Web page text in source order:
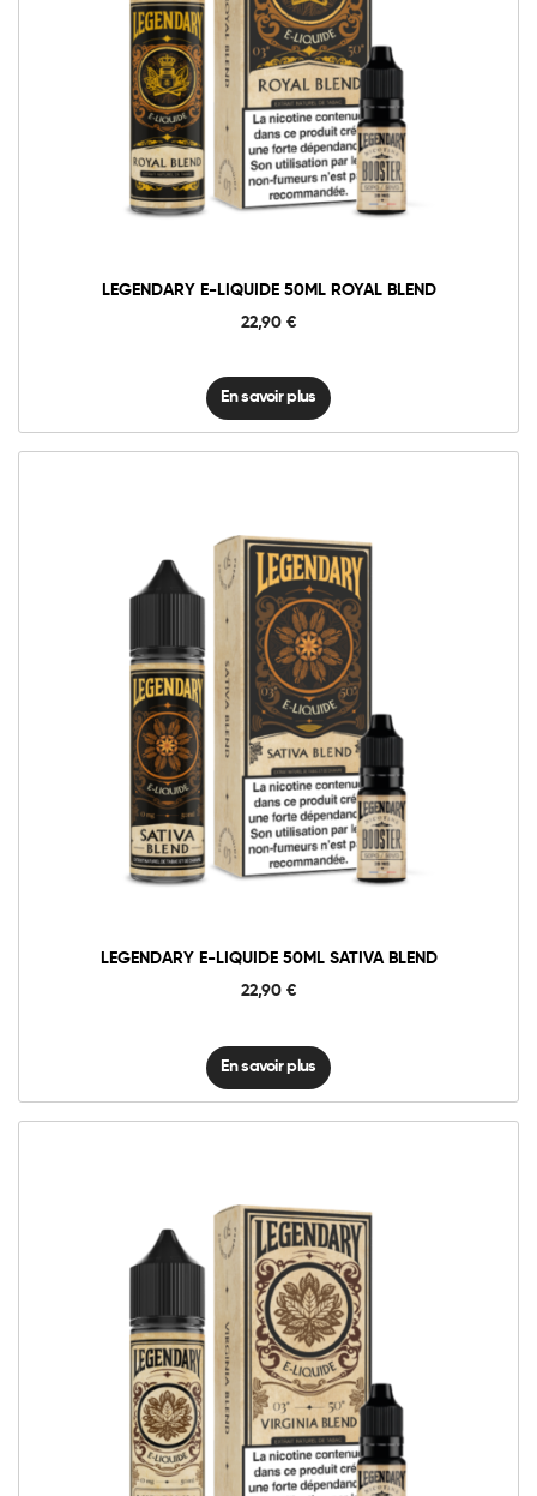
LEGENDARY E-LIQUIDE 50ML ROYAL BLEND
22,90 €
En savoir plus
LEGENDARY E-LIQUIDE 50ML SATIVA BLEND
22,90 €
En savoir plus